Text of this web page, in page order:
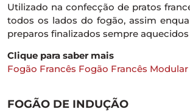
Utilizado na confecção de pratos
todos os lados do fogão, assim
preparos finalizados sempre
Clique para saber mais
Fogão Francês Fogão Francês Modular
FOGÃO DE INDUÇÃO